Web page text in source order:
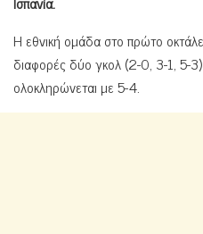
Η εθνική ομάδα στο πρώτο
διαφορές δύο γκολ (2-0, 3-1, 5-
ολοκληρώνεται με 5-4.